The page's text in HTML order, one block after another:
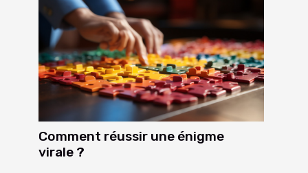
Comment réussir une énigme
virale ?